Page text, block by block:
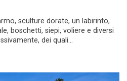
sculture dorate, un labirinto,
boschetti, siepi, voliere e diversi
dei quali...